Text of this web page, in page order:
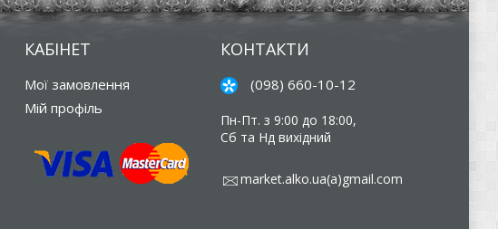
КАБІНЕТ
Мої замовлення
Мій профіль
КОНТАКТИ
(098) 660-10-12
Пн-Пт. з 9:00 до 18:00,
Сб та Нд вихідний
market.alko.ua(a)gmail.com